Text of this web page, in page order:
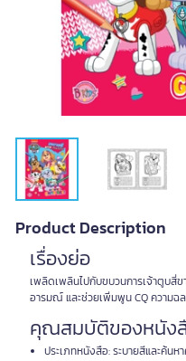
Product Description
เรื่องย่อ
เพลิดเพลินไปกับขบวนการเจ้าตูบสี่ข
อารมณ์ และช่วยเพิ่มพูน CQ ความฉ
คุณสมบัติของหนัง
ประเภทหนังสือ: ระบายสีและค้นห